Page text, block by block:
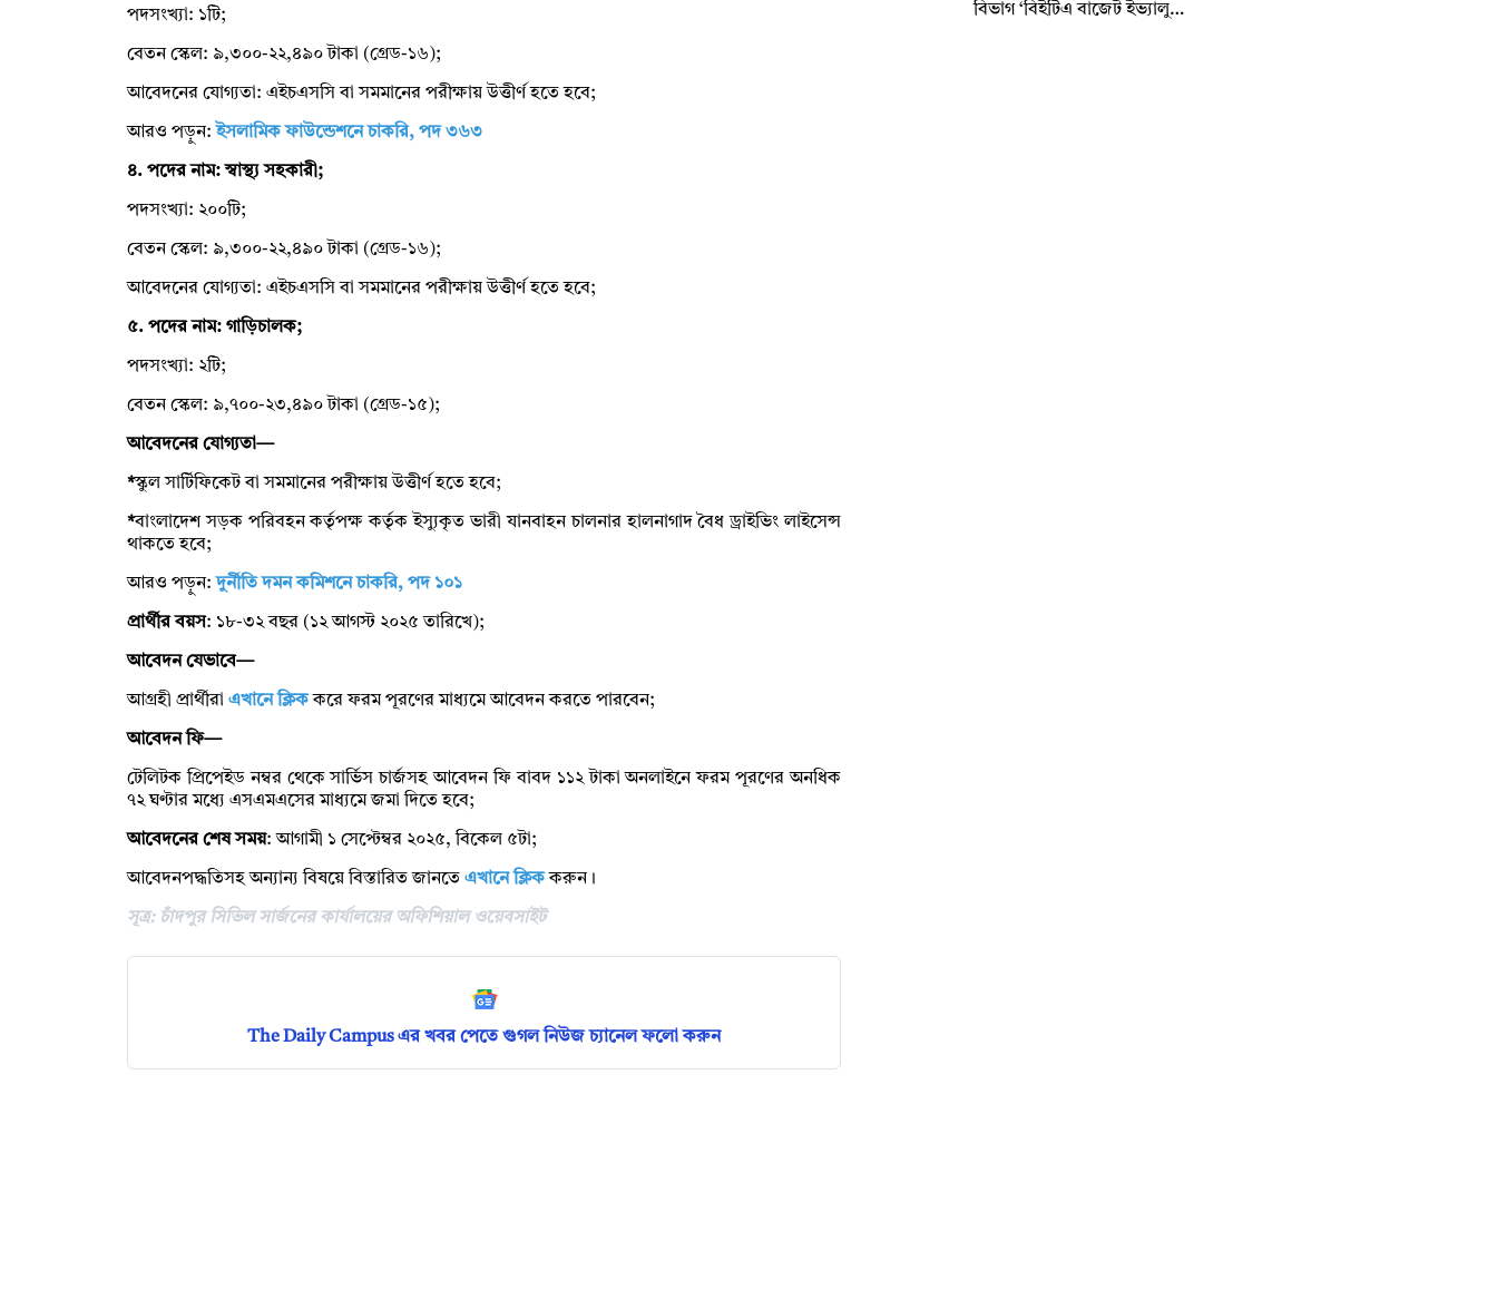
পদসংখ্যা: ১টি;
বেতন স্কেল: ৯,৩০০-২২,৪৯০ টাকা (গ্রেড-১৬);
আবেদনের যোগ্যতা: এইচএসসি বা সমমানের পরীক্ষায় উত্তীর্ণ হতে হবে;
আরও পড়ুন:ইসলামিক ফাউন্ডেশনে চাকরি, পদ ৩৬৩
৪. পদের নাম: স্বাস্থ্য সহকারী;
পদসংখ্যা: ২০০টি;
বেতন স্কেল: ৯,৩০০-২২,৪৯০ টাকা (গ্রেড-১৬);
আবেদনের যোগ্যতা: এইচএসসি বা সমমানের পরীক্ষায় উত্তীর্ণ হতে হবে;
৫. পদের নাম: গাড়িচালক;
পদসংখ্যা: ২টি;
বেতন স্কেল: ৯,৭০০-২৩,৪৯০ টাকা (গ্রেড-১৫);
আবেদনের যোগ্যতা—
*স্কুল সার্টিফিকেট বা সমমানের পরীক্ষায় উত্তীর্ণ হতে হবে;
*বাংলাদেশ সড়ক পরিবহন কর্তৃপক্ষ কর্তৃক ইস্যুকৃত ভারী যানবাহন চালনার হালনাগাদ বৈধ ড্রাইভিং লাইসেন্স
থাকতে হবে;
আরও পড়ুন:দুর্নীতি দমন কমিশনে চাকরি, পদ ১০১
প্রার্থীর বয়স: ১৮-৩২ বছর (১২ আগস্ট ২০২৫ তারিখে);
আবেদন যেভাবে—
আগ্রহী প্রার্থীরা এখানে ক্লিককরে ফরম পূরণের মাধ্যমে আবেদন করতে পারবেন;
আবেদন ফি—
টেলিটক প্রিপেইড নম্বর থেকে সার্ভিস চার্জসহ আবেদন ফি বাবদ ১১২ টাকা অনলাইনে ফরম পূরণের অনধিক
৭২ ঘণ্টার মধ্যে এসএমএসের মাধ্যমে জমা দিতে হবে;
আবেদনের শেষ সময়: আগামী ১ সেপ্টেম্বর ২০২৫, বিকেল ৫টা;
আবেদনপদ্ধতিসহ অন্যান্য বিষয়ে বিস্তারিত জানতে এখানে ক্লিককরুন।
সূত্র: চাঁদপুর সিভিল সার্জনের কার্যালয়ের অফিশিয়াল ওয়েবসাইট
The Daily Campus এর খবর পেতে গুগল নিউজ চ্যানেল ফলো করুন
বিভাগ ‘বিইটিএ বাজেট ইভ্যালু…